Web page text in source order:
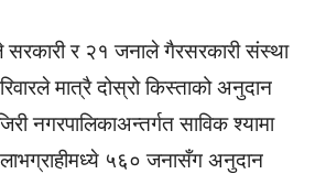
र २१ जनाले गैरसरकारी संस्था
मात्रै दोस्रो किस्ताको अनुदान
नगरपालिकाअन्तर्गत साविक श्यामा
५६० जनासँग अनुदान